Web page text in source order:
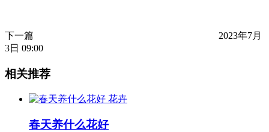
下一篇
2023年7月
3日 09:00
相关推荐
花卉
春天养什么花好